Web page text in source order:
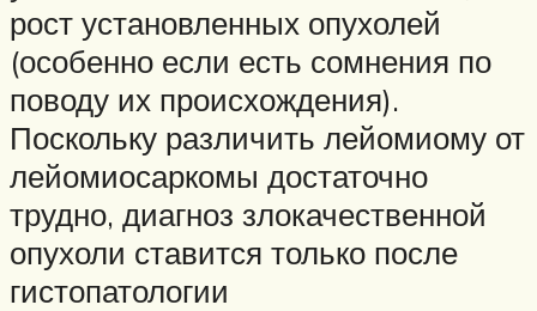
рост установленных опухолей
(особенно если есть сомнения по
поводу их происхождения).
Поскольку различить лейомиому от
лейомиосаркомы достаточно
трудно, диагноз злокачественной
опухоли ставится только после
гистопатологии